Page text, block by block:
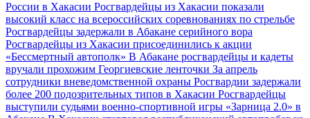
России в Хакасии Росгвардейцы из Хакасии показали
высокий класс на всероссийских соревнованиях по стрельбе
Росгвардейцы задержали в Абакане серийного вора
Росгвардейцы из Хакасии присоединились к акции
«Бессмертный автополк» В Абакане росгвардейцы и кадеты
вручали прохожим Георгиевские ленточки За апрель
сотрудники вневедомственной охраны Росгвардии задержали
более 200 подозрительных типов в Хакасии Росгвардейцы
выступили судьями военно-спортивной игры «Зарница 2.0» в